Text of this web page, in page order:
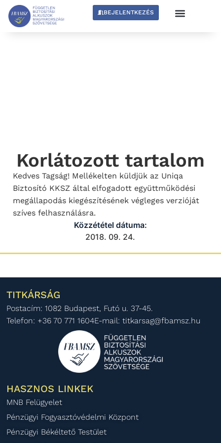
BEJELENTKEZÉS
Korlátozott tartalom
Kedves Tagság! Mellékelten küldjük az Uniqa
Biztosító KKSZ által elfogadott együttműködési
megállapodás kiegészítésének végleges verzióját
szíves felhasználásra.
Közzététel dátuma:
2018. 09. 24.
TITKÁRSÁG
Postacím: 1082 Budapest, Futó u. 37-45.
Telefon: +36 70 771 1604E-mail: titkarsag@fbamsz.hu
HASZNOS LINKEK
MNB Felügyelet
Pénzügyi Fogyasztóvédelmi Központ
Pénzügyi Békéltető Testület